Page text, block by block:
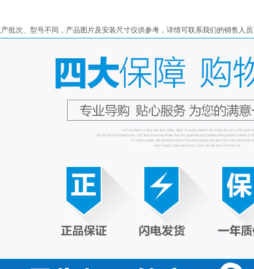
批次、型号不同，产品图片及安装尺寸仅供参考，详情可联系我们的销售人